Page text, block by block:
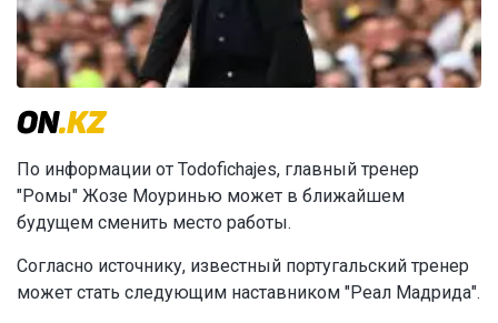
По информации от Todofichajes, главный тренер
"Ромы" Жозе Моуринью может в ближайшем
будущем сменить место работы.
Согласно источнику, известный португальский тренер
может стать следующим наставником "Реал Мадрида".